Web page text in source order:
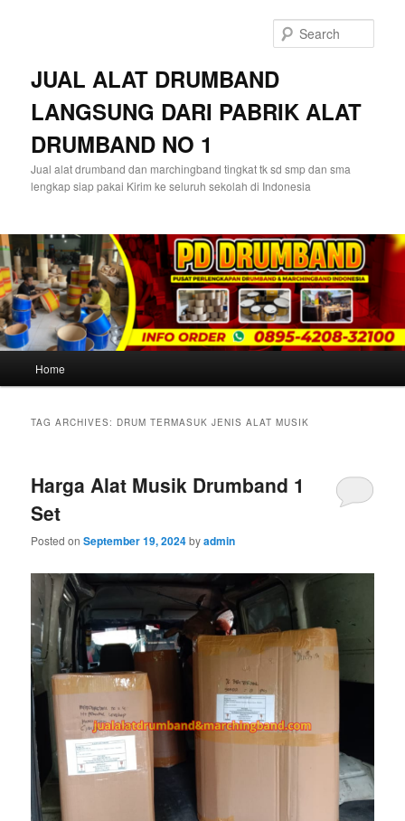
JUAL ALAT DRUMBAND
LANGSUNG DARI PABRIK ALAT
DRUMBAND NO 1
Jual alat drumband dan marchingband tingkat tk sd smp dan sma
lengkap siap pakai Kirim ke seluruh sekolah di Indonesia
Home
TAG ARCHIVES: DRUM TERMASUK JENIS ALAT MUSIK
Harga Alat Musik Drumband 1
Set
Posted onSeptember 19, 2024byadmin